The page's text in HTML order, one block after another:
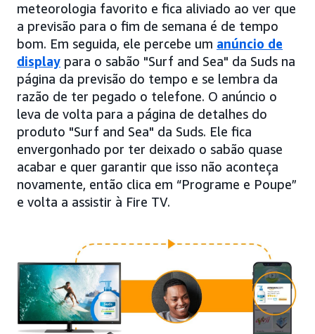
meteorologia favorito e fica aliviado ao ver que
a previsão para o fim de semana é de tempo
bom. Em seguida, ele percebe um anúncio de
display para o sabão "Surf and Sea" da Suds na
página da previsão do tempo e se lembra da
razão de ter pegado o telefone. O anúncio o
leva de volta para a página de detalhes do
produto "Surf and Sea" da Suds. Ele fica
envergonhado por ter deixado o sabão quase
acabar e quer garantir que isso não aconteça
novamente, então clica em “Programe e Poupe”
e volta a assistir à Fire TV.